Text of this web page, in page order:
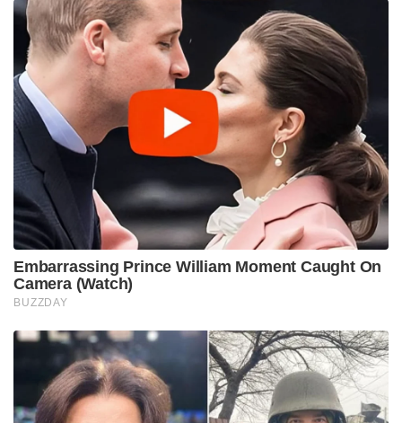
Embarrassing Prince William Moment Caught On
Camera (Watch)
BUZZDAY